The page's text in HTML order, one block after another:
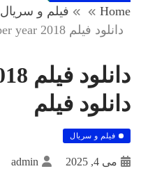
Home
فیلم و سریال
دانلود فیلم paper year 2018 – دانلود فیلم
دانلود فیلم
فیلم و سریال
می 4, 2025 admin